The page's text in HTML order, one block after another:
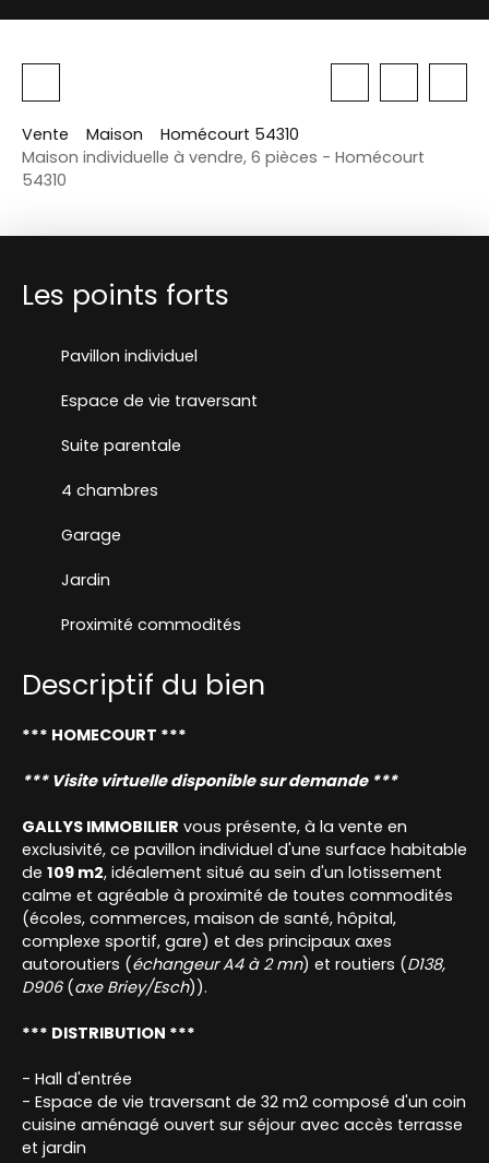
Vente Maison
Homécourt 54310
Maison individuelle à vendre, 6 pièces - Homécourt
54310
Les points forts
Pavillon individuel
Espace de vie traversant
Suite parentale
4 chambres
Garage
Jardin
Proximité commodités
Descriptif du bien
*** HOMECOURT ***
*** Visite virtuelle disponible sur demande ***
GALLYS IMMOBILIER vous présente, à la vente en
exclusivité, ce pavillon individuel d'une surface habitable
de 109 m2, idéalement situé au sein d'un lotissement
calme et agréable à proximité de toutes commodités
(écoles, commerces, maison de santé, hôpital,
complexe sportif, gare) et des principaux axes
autoroutiers (échangeur A4 à 2 mn) et routiers (D138,
D906(axe Briey/Esch)).
*** DISTRIBUTION ***
- Hall d'entrée
- Espace de vie traversant de 32 m2 composé d'un coin
cuisine aménagé ouvert sur séjour avec accès terrasse
et jardin